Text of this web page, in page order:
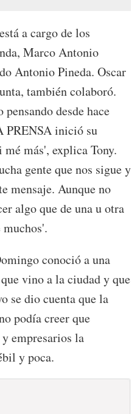
a cargo de los
Marco Antonio
Antonio Pineda. Oscar
también colaboró.
desde hace
PRENSA inició su
más', explica Tony.
gente que nos sigue y
mensaje. Aunque no
algo que de una u otra
conoció a una
vino a la ciudad y que
se dio cuenta que la
podía creer que
empresarios la
y poca.